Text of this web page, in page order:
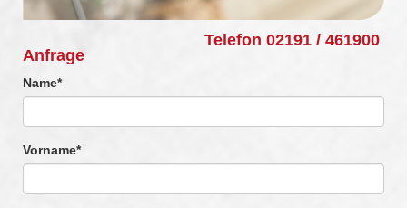
Telefon 02191 / 461900
Anfrage
Name*
Vorname*